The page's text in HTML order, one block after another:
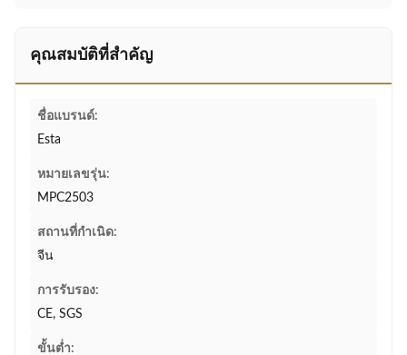
คุณสมบัติที่สำคัญ
ชื่อแบรนด์:
Esta
หมายเลขรุ่น:
MPC2503
สถานที่กำเนิด:
จีน
การรับรอง:
CE, SGS
ขั้นต่ำ: